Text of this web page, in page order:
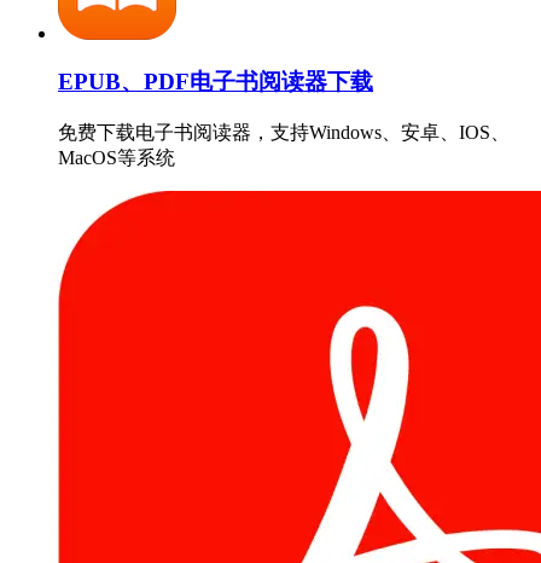
EPUB、PDF电子书阅读器下载
免费下载电子书阅读器，支持Windows、安卓、IOS、
MacOS等系统